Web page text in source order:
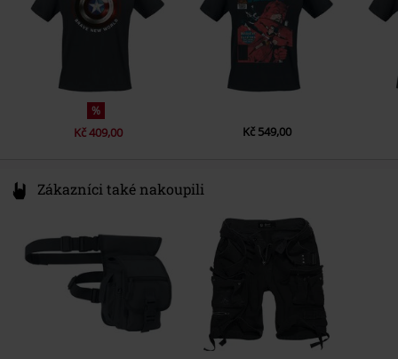
Barva
černá
%
Kč 409,00 Kč 549,00
Zákazníci také nakoupili